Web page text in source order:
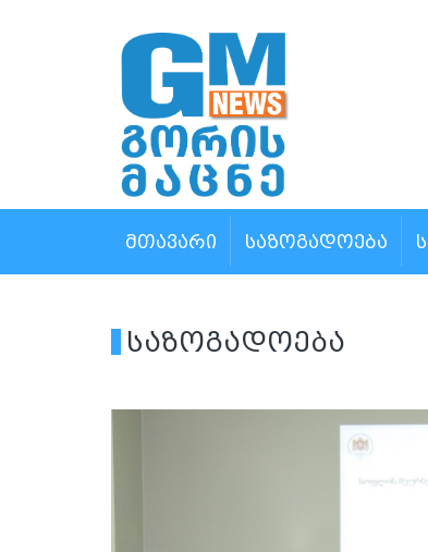
ᲛᲗᲐᲕᲐᲠᲘ ᲡᲐᲖᲝᲒᲐᲓᲝᲔᲑᲐ
საზოგადოება